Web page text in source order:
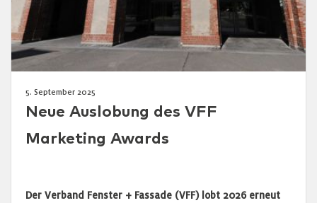
5. September 2025
Neue Auslobung des VFF
Marketing Awards
Der Verband Fenster + Fassade (VFF) lobt 2026 erneut